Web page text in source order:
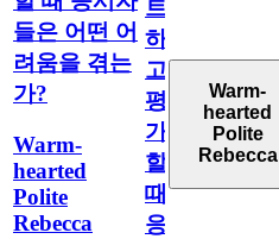
들은 어떤 어
려움을 겪는
가?
Warm-
hearted
Polite
Rebecca
트
하
고
평
가
할
때
응
Warm-
hearted
Polite
Rebecca